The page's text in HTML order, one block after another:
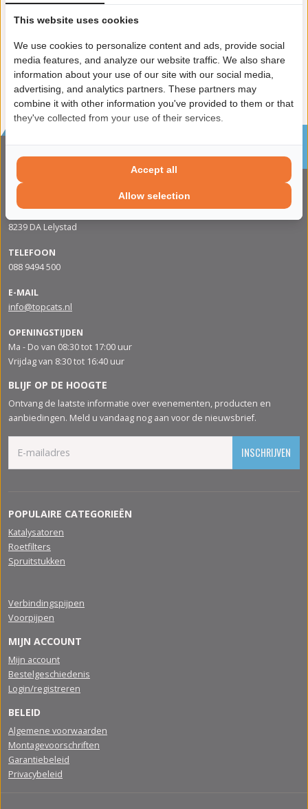
Emissienorm:
Conform EG/ECE:
roetfilters
CONTACTGEGVENS
Apolloweg 88
8239 DA Lelystad
TELEFOON
088 9494 500
E-MAIL
info@topcats.nl
OPENINGSTIJDEN
Ma - Do van 08:30 tot 17:00 uur
Vrijdag van 8:30 tot 16:40 uur
BLIJF OP DE HOOGTE
Ontvang de laatste informatie over evenementen, producten en
aanbiedingen. Meld u vandaag nog aan voor de nieuwsbrief.
INSCHRIJVEN
POPULAIRE CATEGORIEËN
Katalysatoren
Roetfilters
Spruitstukken
Verbindingspijpen
Voorpijpen
MIJN ACCOUNT
Mijn account
Bestelgeschiedenis
Login/registreren
BELEID
Algemene voorwaarden
Montagevoorschriften
Garantiebeleid
Privacybeleid
This website uses cookies
We use cookies to personalize content and ads, provide social
media features, and analyze our website traffic. We also share
information about your use of our site with our social media,
advertising, and analytics partners. These partners may
combine it with other information you've provided to them or that
they've collected from your use of their services.
Allow selection
Accept all